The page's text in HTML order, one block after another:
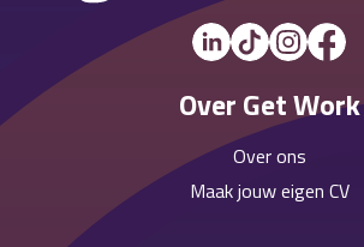
Over Get Work
Over ons
Maak jouw eigen CV